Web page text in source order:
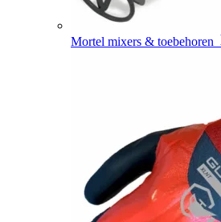
Mortel mixers & toebehoren